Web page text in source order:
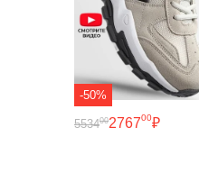
-50%
276700₽
553400